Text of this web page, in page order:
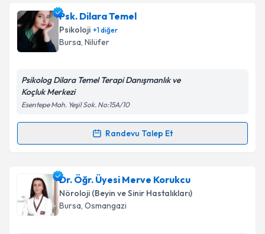
Takvim Talebini Gönder
Psk. İrem Erdoğaniçin randevu takvimi talebi
oluşturun. Size bu uzmandan randevu almanız için bir
takvim hazırlandığında e-posta ile bilgilendireceğiz.
Kişisel verilerimin işlenmesine ilişkinAydınlatma
'ni okudum ve kişisel verilerimin belirtilen
kapsamda işlenmesini kabul ediyorum.
Takvim Talebini Gönder
Psk. Dilara Temel
Psikoloji +1diğer
Bursa, Nilüfer
Psikolog Dilara Temel Terapi Danışmanlık ve
Koçluk Merkezi
Esentepe Mah. Yeşil Sok. No:15A/10
Randevu Talep Et
Randevu Takvimi Talebi
Psk. Dilara Temeliçin randevu takvimi talebi
oluşturun. Size bu uzmandan randevu almanız için bir
takvim hazırlandığında e-posta ile bilgilendireceğiz.
Dr. Öğr. Üyesi Merve Korukcu
Nöroloji (Beyin ve Sinir Hastalıkları)
Bursa, Osmangazi